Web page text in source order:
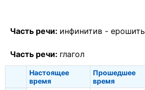
Часть речи: инфинитив - ерошить
Часть речи: глагол
Настоящее
время
Прошедшее
время